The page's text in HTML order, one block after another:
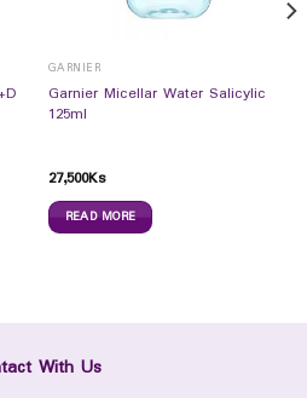
GARNIER
Garnier Micellar Water Salicylic
125ml
27,500Ks
READ MORE
With Us